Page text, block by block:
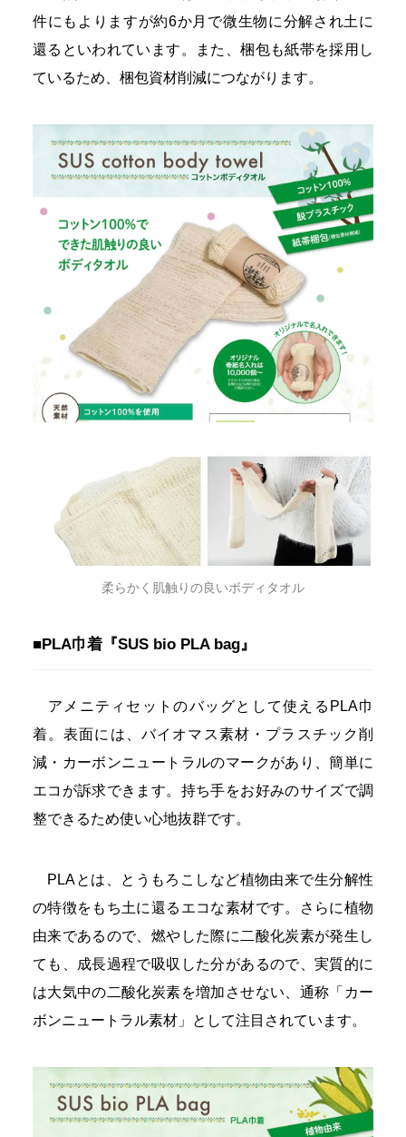
件にもよりますが約6か月で微生物に分解され土に
還るといわれています。また、梱包も紙帯を採用し
ているため、梱包資材削減につながります。
柔らかく肌触りの良いボディタオル
■PLA巾着『SUS bio PLA bag』
アメニティセットのバッグとして使えるPLA巾
着。表面には、バイオマス素材・プラスチック削
減・カーボンニュートラルのマークがあり、簡単に
エコが訴求できます。持ち手をお好みのサイズで調
整できるため使い心地抜群です。
PLAとは、とうもろこしなど植物由来で生分解性
の特徴をもち土に還るエコな素材です。さらに植物
由来であるので、燃やした際に二酸化炭素が発生し
ても、成長過程で吸収した分があるので、実質的に
は大気中の二酸化炭素を増加させない、通称「カー
ボンニュートラル素材」として注目されています。